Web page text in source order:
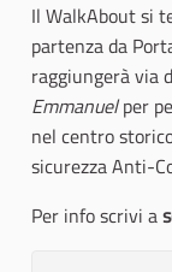
Il WalkAbout si
partenza da
raggiungerà via
Emmanuelper
nel centro
sicurezza Anti-
Per info scrivi a